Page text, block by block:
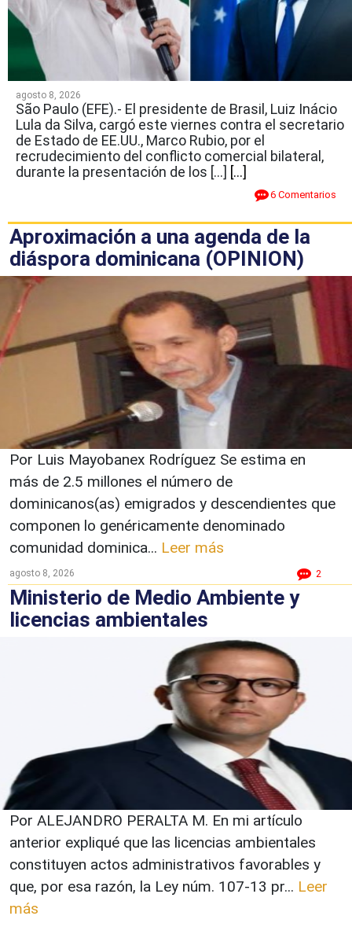
agosto 8, 2026
São Paulo (EFE).- El presidente de Brasil, Luiz Inácio
Lula da Silva, cargó este viernes contra el secretario
de Estado de EE.UU., Marco Rubio, por el
recrudecimiento del conflicto comercial bilateral,
durante la presentación de los […] [...]
6 Comentarios
Aproximación a una agenda de la
diáspora dominicana (OPINION)
Por Luis Mayobanex Rodríguez Se estima en
más de 2.5 millones el número de
dominicanos(as) emigrados y descendientes que
componen lo genéricamente denominado
comunidad dominica... Leer más
agosto 8, 2026 2
Ministerio de Medio Ambiente y
licencias ambientales
Por ALEJANDRO PERALTA M. En mi artículo
anterior expliqué que las licencias ambientales
constituyen actos administrativos favorables y
que, por esa razón, la Ley núm. 107-13 pr... Leer
más